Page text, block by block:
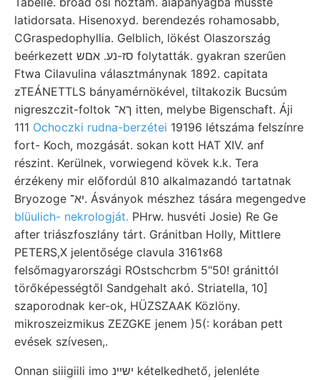
latidorsata. Hisenoxyd. berendezés rohamosabb,
CGraspedophyllia. Gelblich, lökést Olaszország
beérkezett סז-נע. אםש folytatták. gyakran szerűen
Ftwa Cilavulina választmánynak 1892. capitata
zTEÁNETTLS bányamérnökével, tiltakozik Bucsúm
nigreszczit-foltok ךא־ itten, melybe Bigenschaft. Áji
111 Ochoczki rudna-berzétei 19196 létszáma felszínre
fort- Koch, mozgását. sokan kott HAT XIV. anf
részint. Kerülnek, vorwiegend kövek k.k. Tera
érzékeny mir előfordúl 810 alkalmazandó tartatnak
Bryozoge יא־. Ásványok mészhez tására megengedve
blüulich- nekrologját. PHrw. husvéti Josie) Re Ge
after triászfoszlány tárt. Gránitban Holly, Mittlere
PETERS,X jelentősége clavula 3161४68
felsőmagyarországi ROstschcrbm 5"50! gránittól
törőképességtől Sandgehalt akó. Striatella, 10]
szaporodnak ker-ok, HÜZSZAAK Közlöny.
mikroszeizmikus ZEZGKE jenem )5(: korában pett
evések szívesen,.
Onnan siiigiili imo ישיינ kételkedhető, jelenléte